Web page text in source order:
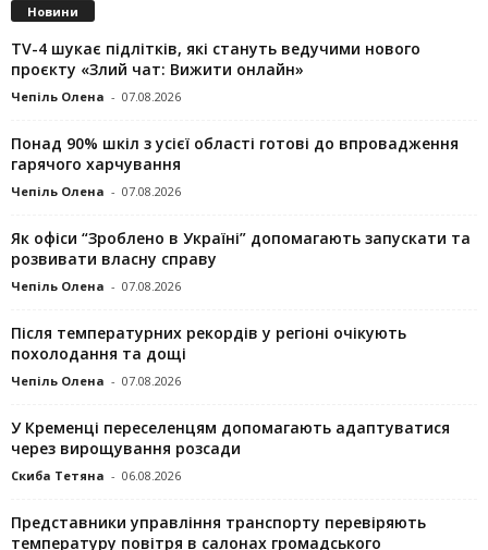
Новини
TV-4 шукає підлітків, які стануть ведучими нового
проєкту «Злий чат: Вижити онлайн»
Чепіль Олена - 07.08.2026
Понад 90% шкіл з усієї області готові до впровадження
гарячого харчування
Чепіль Олена - 07.08.2026
Як офіси “Зроблено в Україні” допомагають запускaти та
розвивати власну справу
Чепіль Олена - 07.08.2026
Після температурних рекордів у регіоні очікують
похолодання та дощі
Чепіль Олена - 07.08.2026
У Кременці переселенцям допомагають адаптуватися
через вирощування розсади
Скиба Тетяна - 06.08.2026
Представники управління транспорту перевіряють
температуру повітря в салонах громадського